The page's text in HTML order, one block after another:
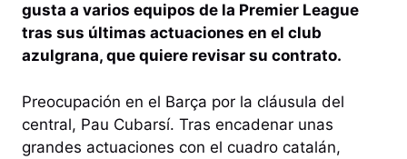
gusta a varios equipos de la Premier League
tras sus últimas actuaciones en el club
azulgrana, que quiere revisar su contrato.
Preocupación en el Barça por la cláusula del
central, Pau Cubarsí. Tras encadenar unas
grandes actuaciones con el cuadro catalán,